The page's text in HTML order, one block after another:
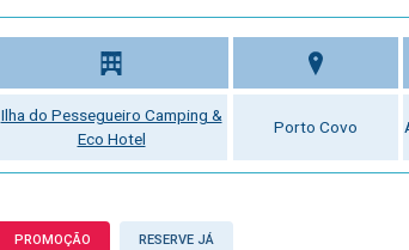
Ilha do Pessegueiro Camping &
Eco Hotel
Porto Covo
PROMOÇÃO RESERVE JÁ